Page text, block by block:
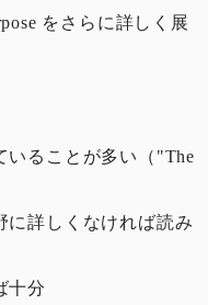
をさらに詳しく展
いることが多い（"The
に詳しくなければ読み
十分